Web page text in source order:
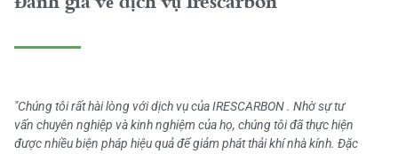
"Chúng tôi rất hài lòng với dịch vụ của IRESCARBON . Nhờ sự tư
vấn chuyên nghiệp và kinh nghiệm của họ, chúng tôi đã thực hiện
được nhiều biện pháp hiệu quả để giảm phát thải khí nhà kính. Đặc